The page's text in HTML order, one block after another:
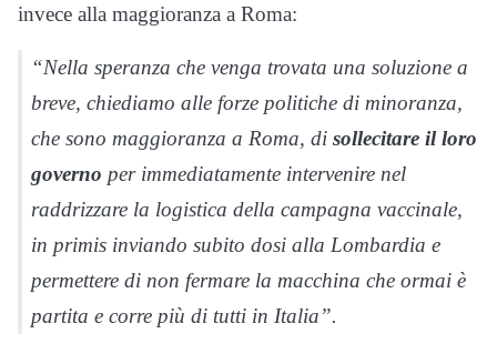
invece alla maggioranza a Roma:
“Nella speranza che venga trovata una soluzione a
breve, chiediamo alle forze politiche di minoranza,
che sono maggioranza a Roma, di sollecitare il loro
governo per immediatamente intervenire nel
raddrizzare la logistica della campagna vaccinale,
in primis inviando subito dosi alla Lombardia e
permettere di non fermare la macchina che ormai è
partita e corre più di tutti in Italia”.